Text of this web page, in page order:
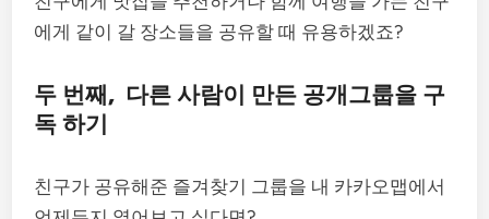
에게 같이 갈 장소들을 공유할 때 유용하겠죠?
두 번째, 다른 사람이 만든 공개그룹을 구
독 하기
친구가 공유해준 즐겨찾기 그룹을 내 카카오맵에서